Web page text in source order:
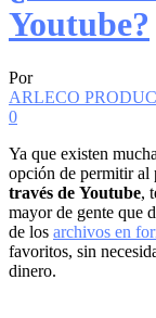
Youtube?
Por
ARLECO
0
Ya que existen
opción de permitir al
través de Youtube,
mayor de gente que
de los archivos en
favoritos, sin
dinero.